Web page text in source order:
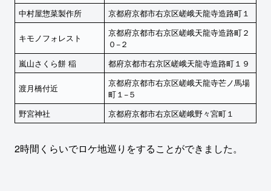
中村屋惣菜製作所 京都府京都市右京区嵯峨天龍寺造路町１
キモノフォレスト
京都府京都市右京区嵯峨天龍寺造路町２
０−２
嵐山さくら餅 稲
都府京都市右京区嵯峨天龍寺造路町１９
渡月橋付近
京都府京都市右京区嵯峨天龍寺芒ノ馬場
町１−５
野宮神社
京都府京都市右京区嵯峨野々宮町１
2時間くらいでロケ地巡りをすることができました。